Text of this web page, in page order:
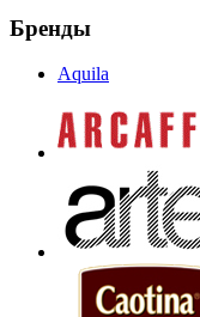
Бренды
Aquila